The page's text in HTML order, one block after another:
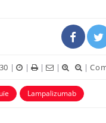
| | | | |
Lampalizumab